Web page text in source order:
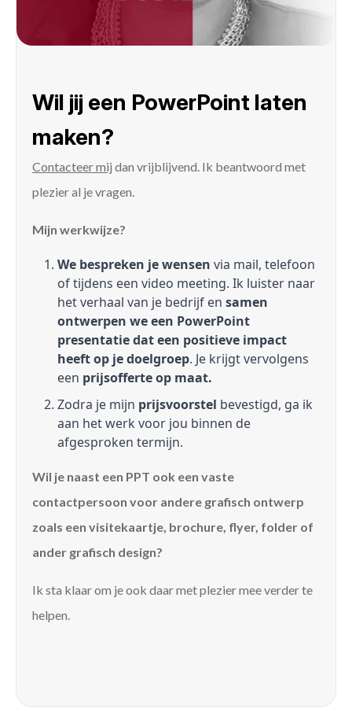
Wil jij een PowerPoint laten
maken?
Contacteer mij dan vrijblijvend. Ik beantwoord met
plezier al je vragen.
Mijn werkwijze?
We bespreken je wensen via mail, telefoon
of tijdens een video meeting. Ik luister naar
het verhaal van je bedrijf en samen
ontwerpen we een PowerPoint
presentatie dat een positieve impact
heeft op je doelgroep. Je krijgt vervolgens
een prijsofferte op maat.
Zodra je mijn prijsvoorstel bevestigd, ga ik
aan het werk voor jou binnen de
afgesproken termijn.
Wil je naast een PPT ook een vaste
contactpersoon voor andere grafisch ontwerp
zoals een visitekaartje, brochure, flyer, folder of
ander grafisch design?
Ik sta klaar om je ook daar met plezier mee verder te
helpen.